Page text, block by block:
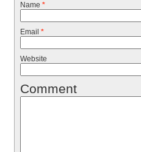
Name *
Email *
Website
Comment